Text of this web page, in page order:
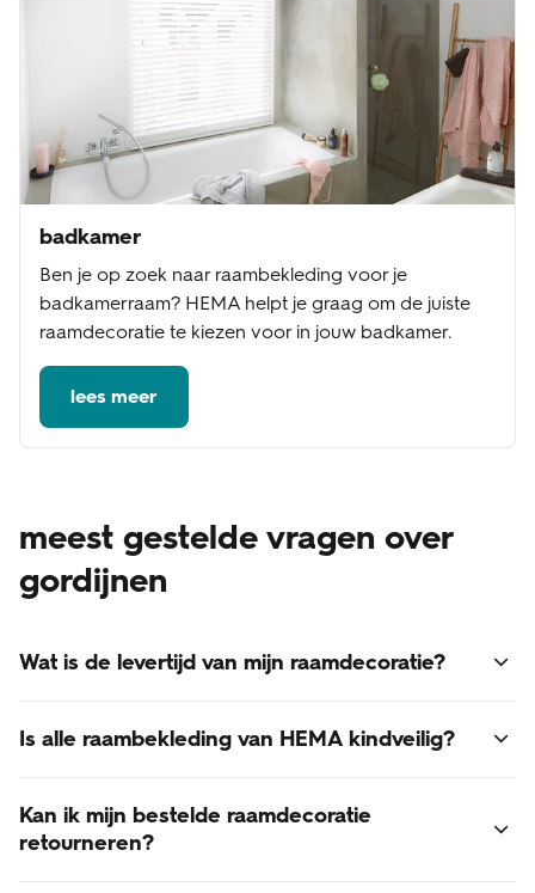
badkamer
Ben je op zoek naar raambekleding voor je
badkamerraam? HEMA helpt je graag om de juiste
raamdecoratie te kiezen voor in jouw badkamer.
lees meer
meest gestelde vragen over
gordijnen
Wat is de levertijd van mijn raamdecoratie?
Voor alle raamdecoratie geldt een levertijd van 3 - 6
weken.
Is alle raambekleding van HEMA kindveilig?
Ja, alle raambekleding van HEMA voldoet aan de laatst
gestelde normen voor kindveiligheid.
Kan ik mijn bestelde raamdecoratie
retourneren?